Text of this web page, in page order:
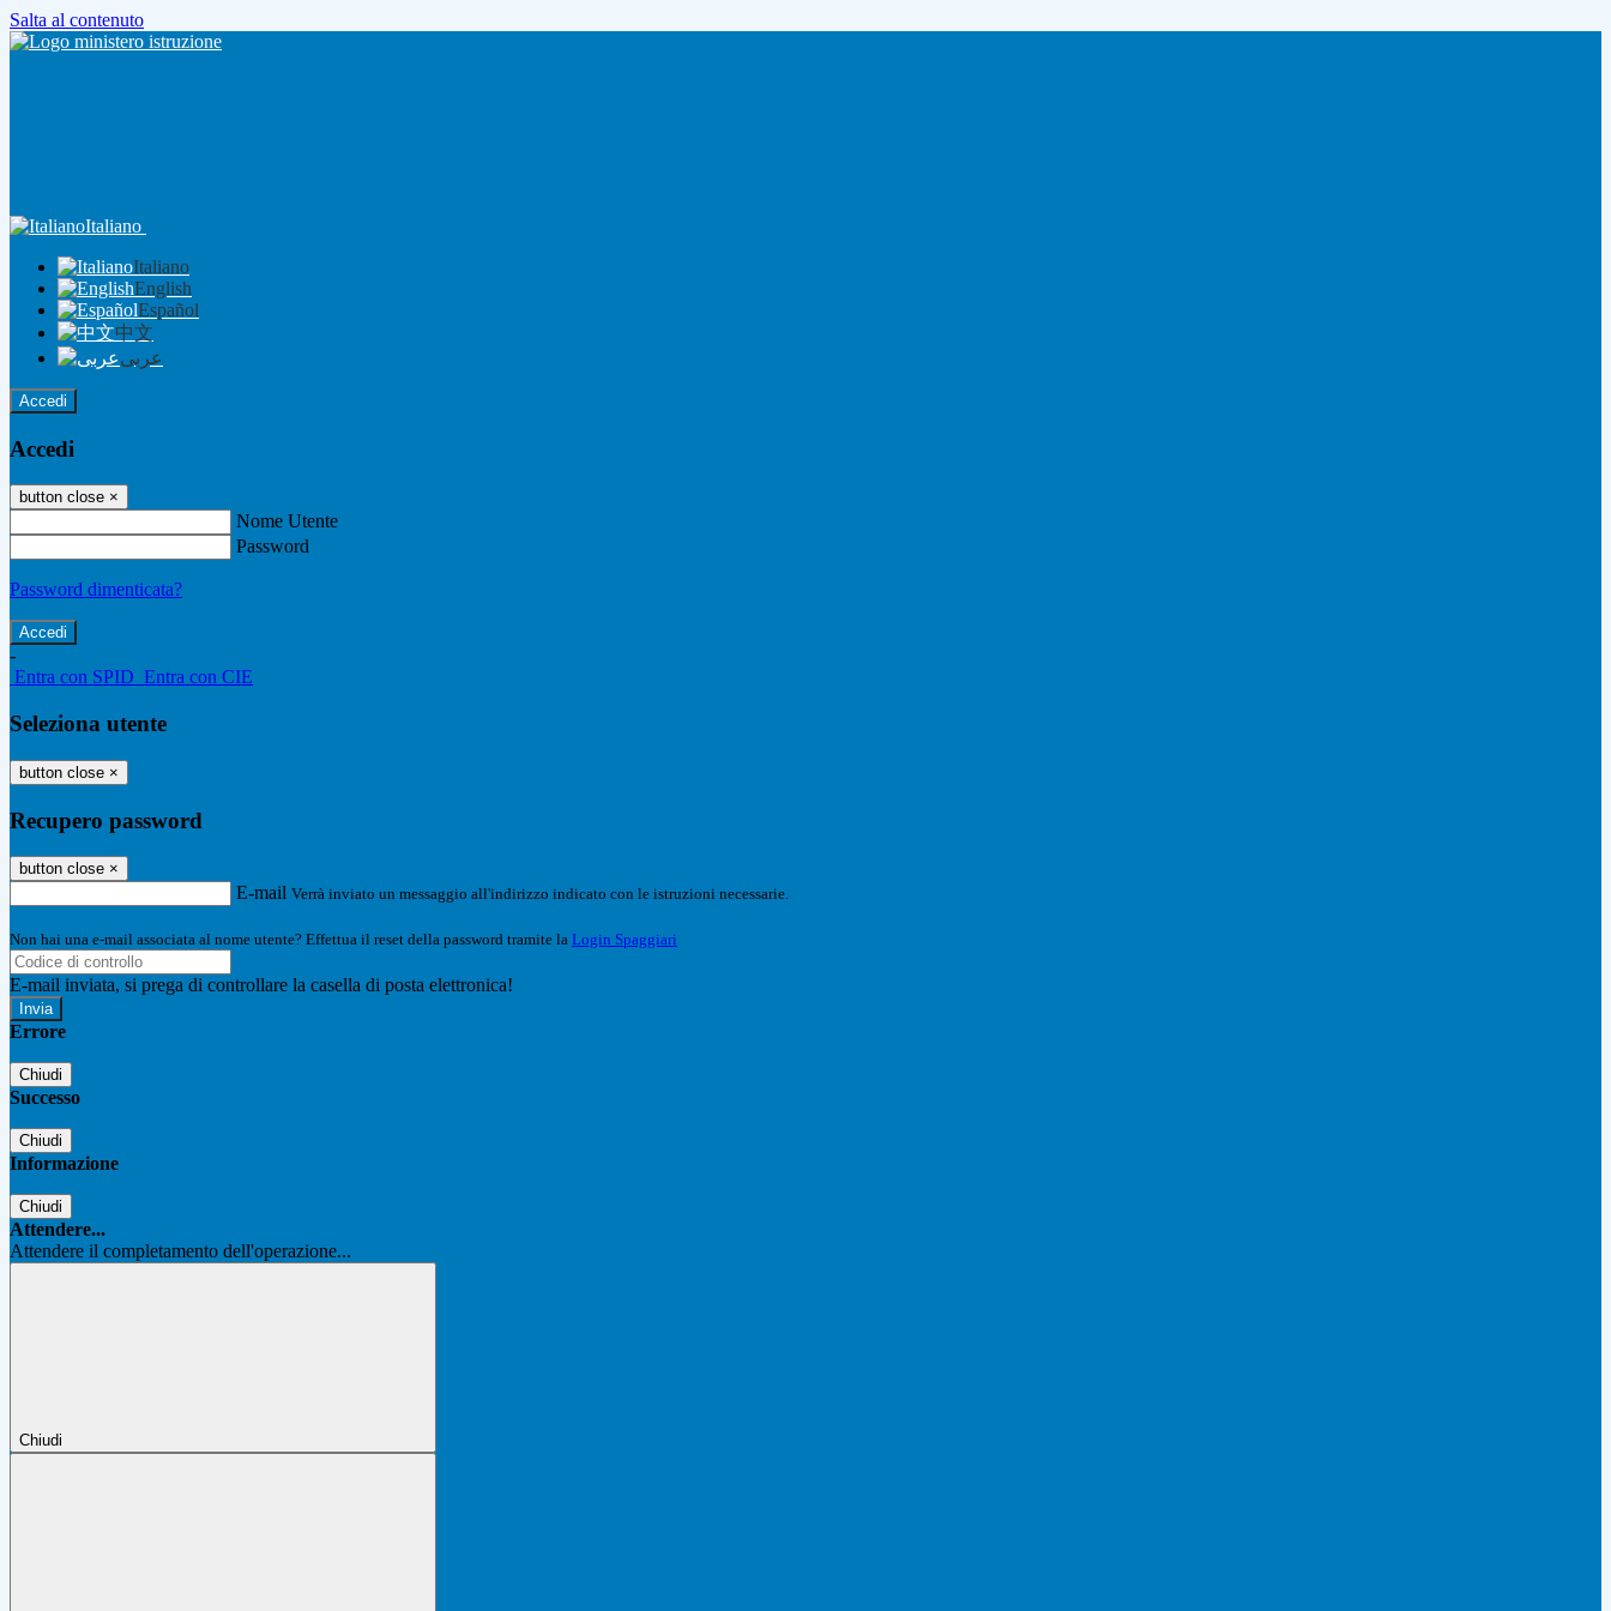
Salta al contenuto
Italiano
Italiano
English
Español
中文
عربى
Accedi
Accedi
button close ×
Nome Utente
Password
Password dimenticata?
-
Entra con SPID Entra con CIE
Seleziona utente
button close ×
Recupero password
button close ×
E-mail Verrà inviato un messaggio all'indirizzo indicato con le istruzioni necessarie.
Non hai una e-mail associata al nome utente? Effettua il reset della password tramite la Login Spaggiari
E-mail inviata, si prega di controllare la casella di posta elettronica!
Errore
Chiudi
Successo
Chiudi
Informazione
Chiudi
Attendere...
Attendere il completamento dell'operazione...
Chiudi